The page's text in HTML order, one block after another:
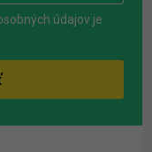
údajov je